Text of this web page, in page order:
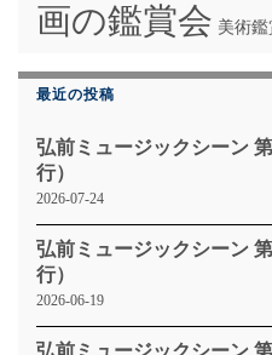
画の鑑賞会 美術鑑
最近の投稿
弘前ミュージックシーン
行）
2026-07-24
弘前ミュージックシーン
行）
2026-06-19
弘前ミュージックシーン